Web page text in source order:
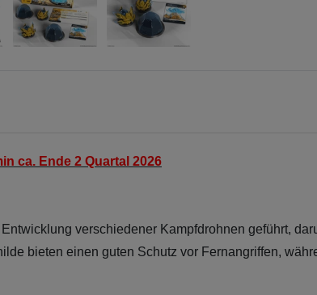
ca. Ende 2 Quartal 2026
verschiedener Kampfdrohnen geführt,
bieten einen guten Schutz vor Fernangriffen,